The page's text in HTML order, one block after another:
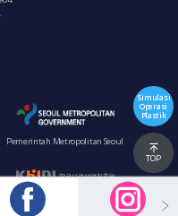
Pemerintah Metropolitan Seoul
Institut Pengembangan Industri
Kesehatan Korea
Simulasi
Operasi
Plastik
TOP